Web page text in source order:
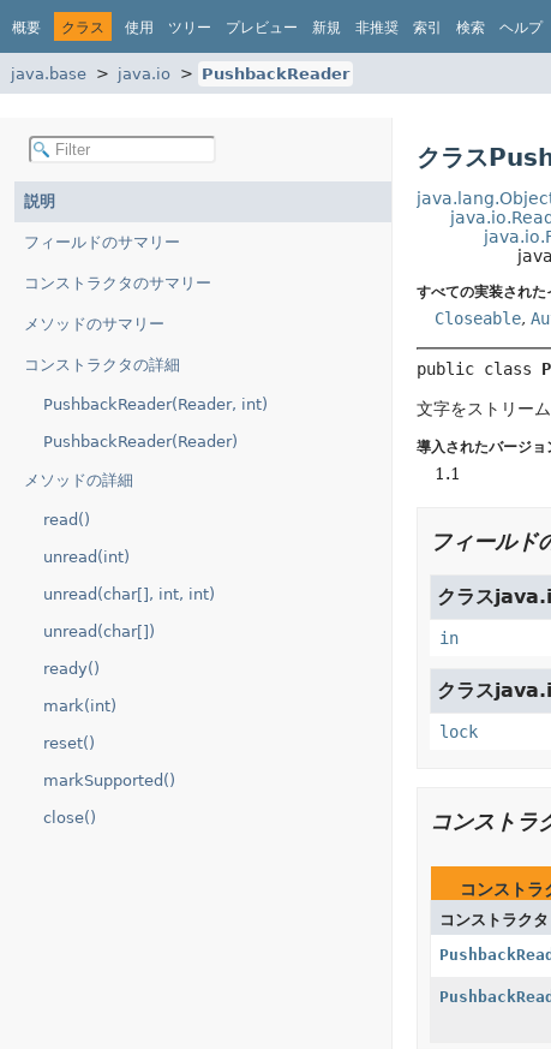
概要 クラス 使用 ツリー プレビュー 新規 非推奨 索引 検索 ヘルプ
java.base java.io
PushbackReader
説明
フィールドのサマリー
コンストラクタのサマリー
メソッドのサマリー
コンストラクタの詳細
PushbackReader(Reader, int)
PushbackReader(Reader)
メソッドの詳細
read()
unread(int)
unread(char[], int, int)
unread(char[])
ready()
mark(int)
reset()
markSupported()
close()
クラス
すべての実装され
Closeable,
public class
文字をストリー
導入されたバージョ
1.1
フィールド
クラス
in
クラス
lock
コンストラ
コンストラ
コンストラクタ